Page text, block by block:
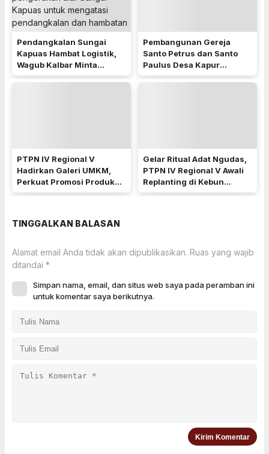
Pendangkalan Sungai
Kapuas Hambat Logistik,
Wagub Kalbar Minta
Pengerukan Diprioritaskan
Pembangunan Gereja
Santo Petrus dan Santo
Paulus Desa Kapur
Dimulai, Pemkab Kubu
PTPN IV Regional V
Hadirkan Galeri UMKM,
Perkuat Promosi Produk
Mitra Binaan Melalui
Gelar Ritual Adat Ngudas,
PTPN IV Regional V Awali
Replanting di Kebun
Kembayan
TINGGALKAN BALASAN
Alamat email Anda tidak akan dipublikasikan. Ruas yang wajib
ditandai *
Simpan nama, email, dan situs web saya pada peramban ini
untuk komentar saya berikutnya.